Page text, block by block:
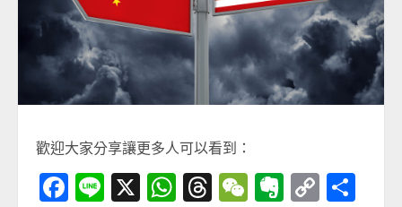
歡迎大家分享讓更多人可以看到：
Facebook
Line
X WhatsApp
Threads
WeChat
Evernote
Copy